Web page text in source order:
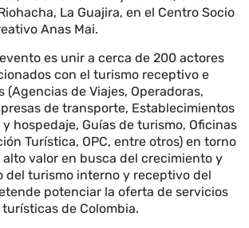
La Guajira, en el Centro Socio
Anas Mai.
es unir a cerca de 200 actores
con el turismo receptivo e
(Agencias de Viajes, Operadoras,
de transporte, Establecimientos
hospedaje, Guías de turismo, Oficinas
Turística, OPC, entre otros) en torno
valor en busca del crecimiento y
del turismo interno y receptivo del
potenciar la oferta de servicios
de Colombia.